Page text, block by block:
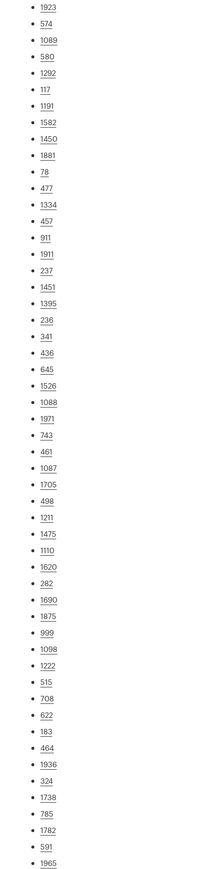
1923
574
1089
580
1292
117
1191
1582
1450
1881
78
477
1334
457
911
1911
237
1451
1395
236
341
436
645
1526
1088
1971
743
461
1087
1705
498
1211
1475
1110
1620
282
1690
1875
999
1098
1222
515
708
622
183
464
1936
324
1738
785
1782
591
1965